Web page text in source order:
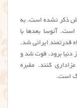
ذکر نشده است. به
است. آتوسا بعدها با
قدرتمند ایرانی شد.
برود، فوت شد و
کنند. مقبره
است.